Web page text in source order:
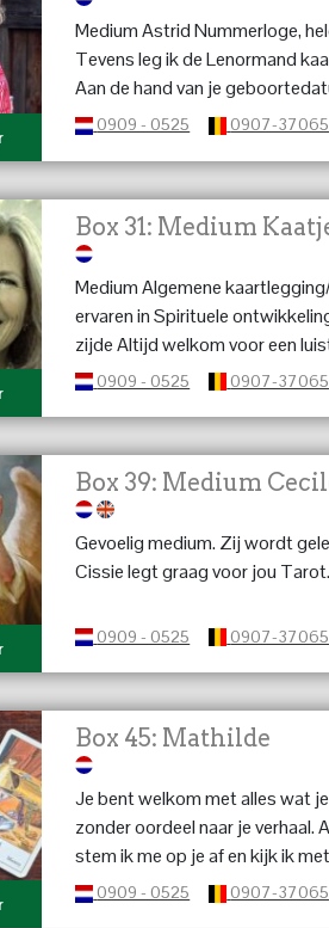
Medium Astrid Nummerloge,
Tevens leg ik de Lenormand
Aan de hand van je
persoonsbeschrijving. Ervaren,
0909 - 0525 0907-37065
Box 31: Medium
Medium Algemene
ervaren in Spirituele
zijde Altijd welkom voor een
0909 - 0525 0907-37065
Box 39: Medium
Gevoelig medium. Zij wordt
Cissie legt graag voor jou Tarot.
0909 - 0525 0907-37065
Box 45: Mathilde
Je bent welkom met alles wat
zonder oordeel naar je verhaal.
stem ik me op je af en kijk ik
voor jou in petto heeft, graag
0909 - 0525 0907-37065